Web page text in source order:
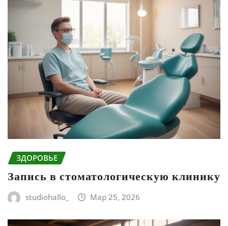
ЗДОРОВЬЕ
Запись в стоматологическую клинику
studiohallo_ Мар 25, 2026